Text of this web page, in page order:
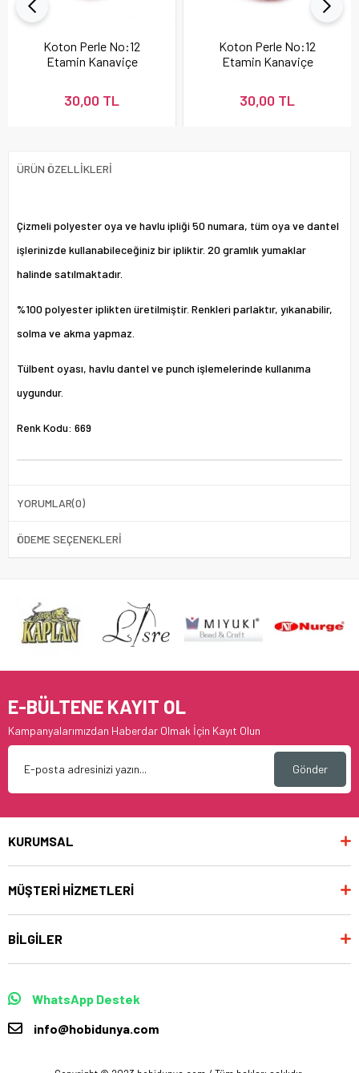
Koton Perle No:12
Etamin Kanaviçe
30,00 TL
Koton Perle No:12
Etamin Kanaviçe
30,00 TL
ÜRÜN ÖZELLIKLERI
Çizmeli polyester oya ve havlu ipliği 50 numara, tüm oya ve dantel
işlerinizde kullanabileceğiniz bir ipliktir. 20 gramlık yumaklar
halinde satılmaktadır.
%100 polyester iplikten üretilmiştir. Renkleri parlaktır, yıkanabilir,
solma ve akma yapmaz.
Tülbent oyası, havlu dantel ve punch işlemelerinde kullanıma
uygundur.
Renk Kodu: 669
YORUMLAR(0)
ÖDEME SEÇENEKLERI
E-BÜLTENE KAYIT OL
Kampanyalarımızdan Haberdar Olmak İçin Kayıt Olun
Gönder
KURUMSAL
MÜŞTERİ HİZMETLERİ
BİLGİLER
WhatsApp Destek
info@hobidunya.com